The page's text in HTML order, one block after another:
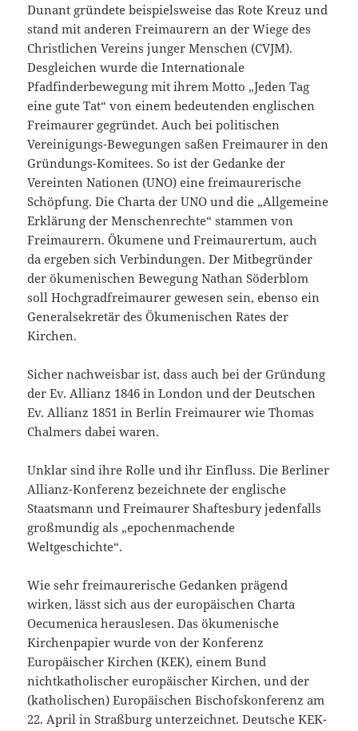
Dunant gründete beispielsweise das Rote Kreuz und
stand mit anderen Freimaurern an der Wiege des
Christlichen Vereins junger Menschen (CVJM).
Desgleichen wurde die Internationale
Pfadfinderbewegung mit ihrem Motto „Jeden Tag
eine gute Tat“ von einem bedeutenden englischen
Freimaurer gegründet. Auch bei politischen
Vereinigungs-Bewegungen saßen Freimaurer in den
Gründungs-Komitees. So ist der Gedanke der
Vereinten Nationen (UNO) eine freimaurerische
Schöpfung. Die Charta der UNO und die „Allgemeine
Erklärung der Menschenrechte“ stammen von
Freimaurern. Ökumene und Freimaurertum, auch
da ergeben sich Verbindungen. Der Mitbegründer
der ökumenischen Bewegung Nathan Söderblom
soll Hochgradfreimaurer gewesen sein, ebenso ein
Generalsekretär des Ökumenischen Rates der
Kirchen.
Sicher nachweisbar ist, dass auch bei der Gründung
der Ev. Allianz 1846 in London und der Deutschen
Ev. Allianz 1851 in Berlin Freimaurer wie Thomas
Chalmers dabei waren.
Unklar sind ihre Rolle und ihr Einfluss. Die Berliner
Allianz-Konferenz bezeichnete der englische
Staatsmann und Freimaurer Shaftesbury jedenfalls
großmundig als „epochenmachende
Weltgeschichte“.
Wie sehr freimaurerische Gedanken prägend
wirken, lässt sich aus der europäischen Charta
Oecumenica herauslesen. Das ökumenische
Kirchenpapier wurde von der Konferenz
Europäischer Kirchen (KEK), einem Bund
nichtkatholischer europäischer Kirchen, und der
(katholischen) Europäischen Bischofskonferenz am
22. April in Straßburg unterzeichnet. Deutsche KEK-